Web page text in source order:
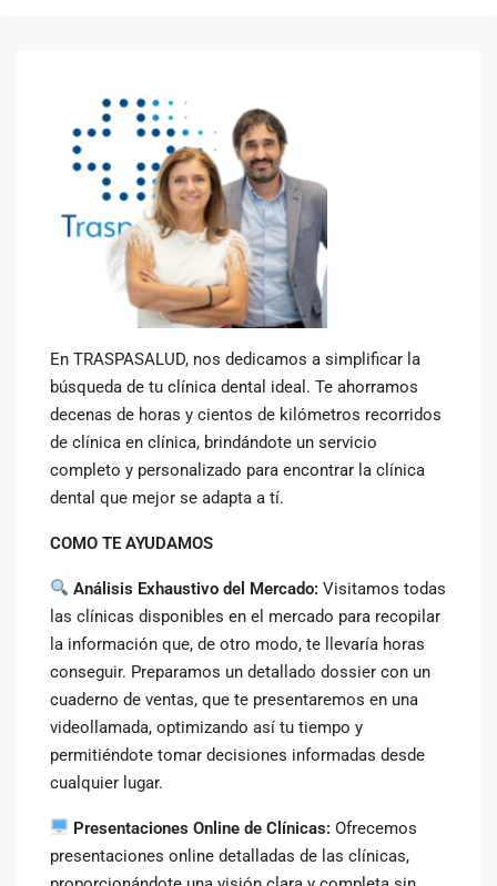
En TRASPASALUD, nos dedicamos a simplificar la
búsqueda de tu clínica dental ideal. Te ahorramos
decenas de horas y cientos de kilómetros recorridos
de clínica en clínica, brindándote un servicio
completo y personalizado para encontrar la clínica
dental que mejor se adapta a tí.
COMO TE AYUDAMOS
Análisis Exhaustivo del Mercado: Visitamos todas
las clínicas disponibles en el mercado para recopilar
la información que, de otro modo, te llevaría horas
conseguir. Preparamos un detallado dossier con un
cuaderno de ventas, que te presentaremos en una
videollamada, optimizando así tu tiempo y
permitiéndote tomar decisiones informadas desde
cualquier lugar.
Presentaciones Online de Clínicas: Ofrecemos
presentaciones online detalladas de las clínicas,